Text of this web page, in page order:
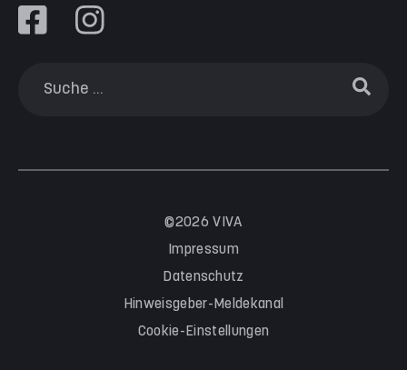
©2026 VIVA
Impressum
Datenschutz
Hinweisgeber-Meldekanal
Cookie-Einstellungen